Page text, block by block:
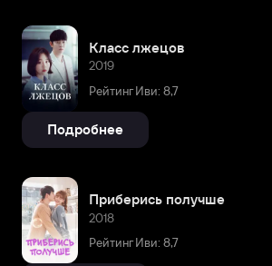
Класс лжецов
2019
Рейтинг Иви: 8,7
Подробнее
Приберись получше
2018
Рейтинг Иви: 8,7